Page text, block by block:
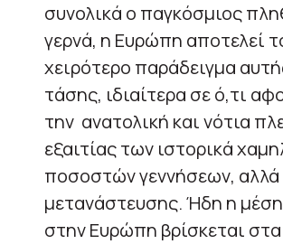
συνολικά ο παγκόσμιος
γερνά, η Ευρώπη αποτελεί
χειρότερο παράδειγμα
τάσης, ιδιαίτερα σε ό,τι
την ανατολική και νότια
εξαιτίας των ιστορικά
ποσοστών γεννήσεων, αλλά
μετανάστευσης. Ήδη η μέση
στην Ευρώπη βρίσκεται